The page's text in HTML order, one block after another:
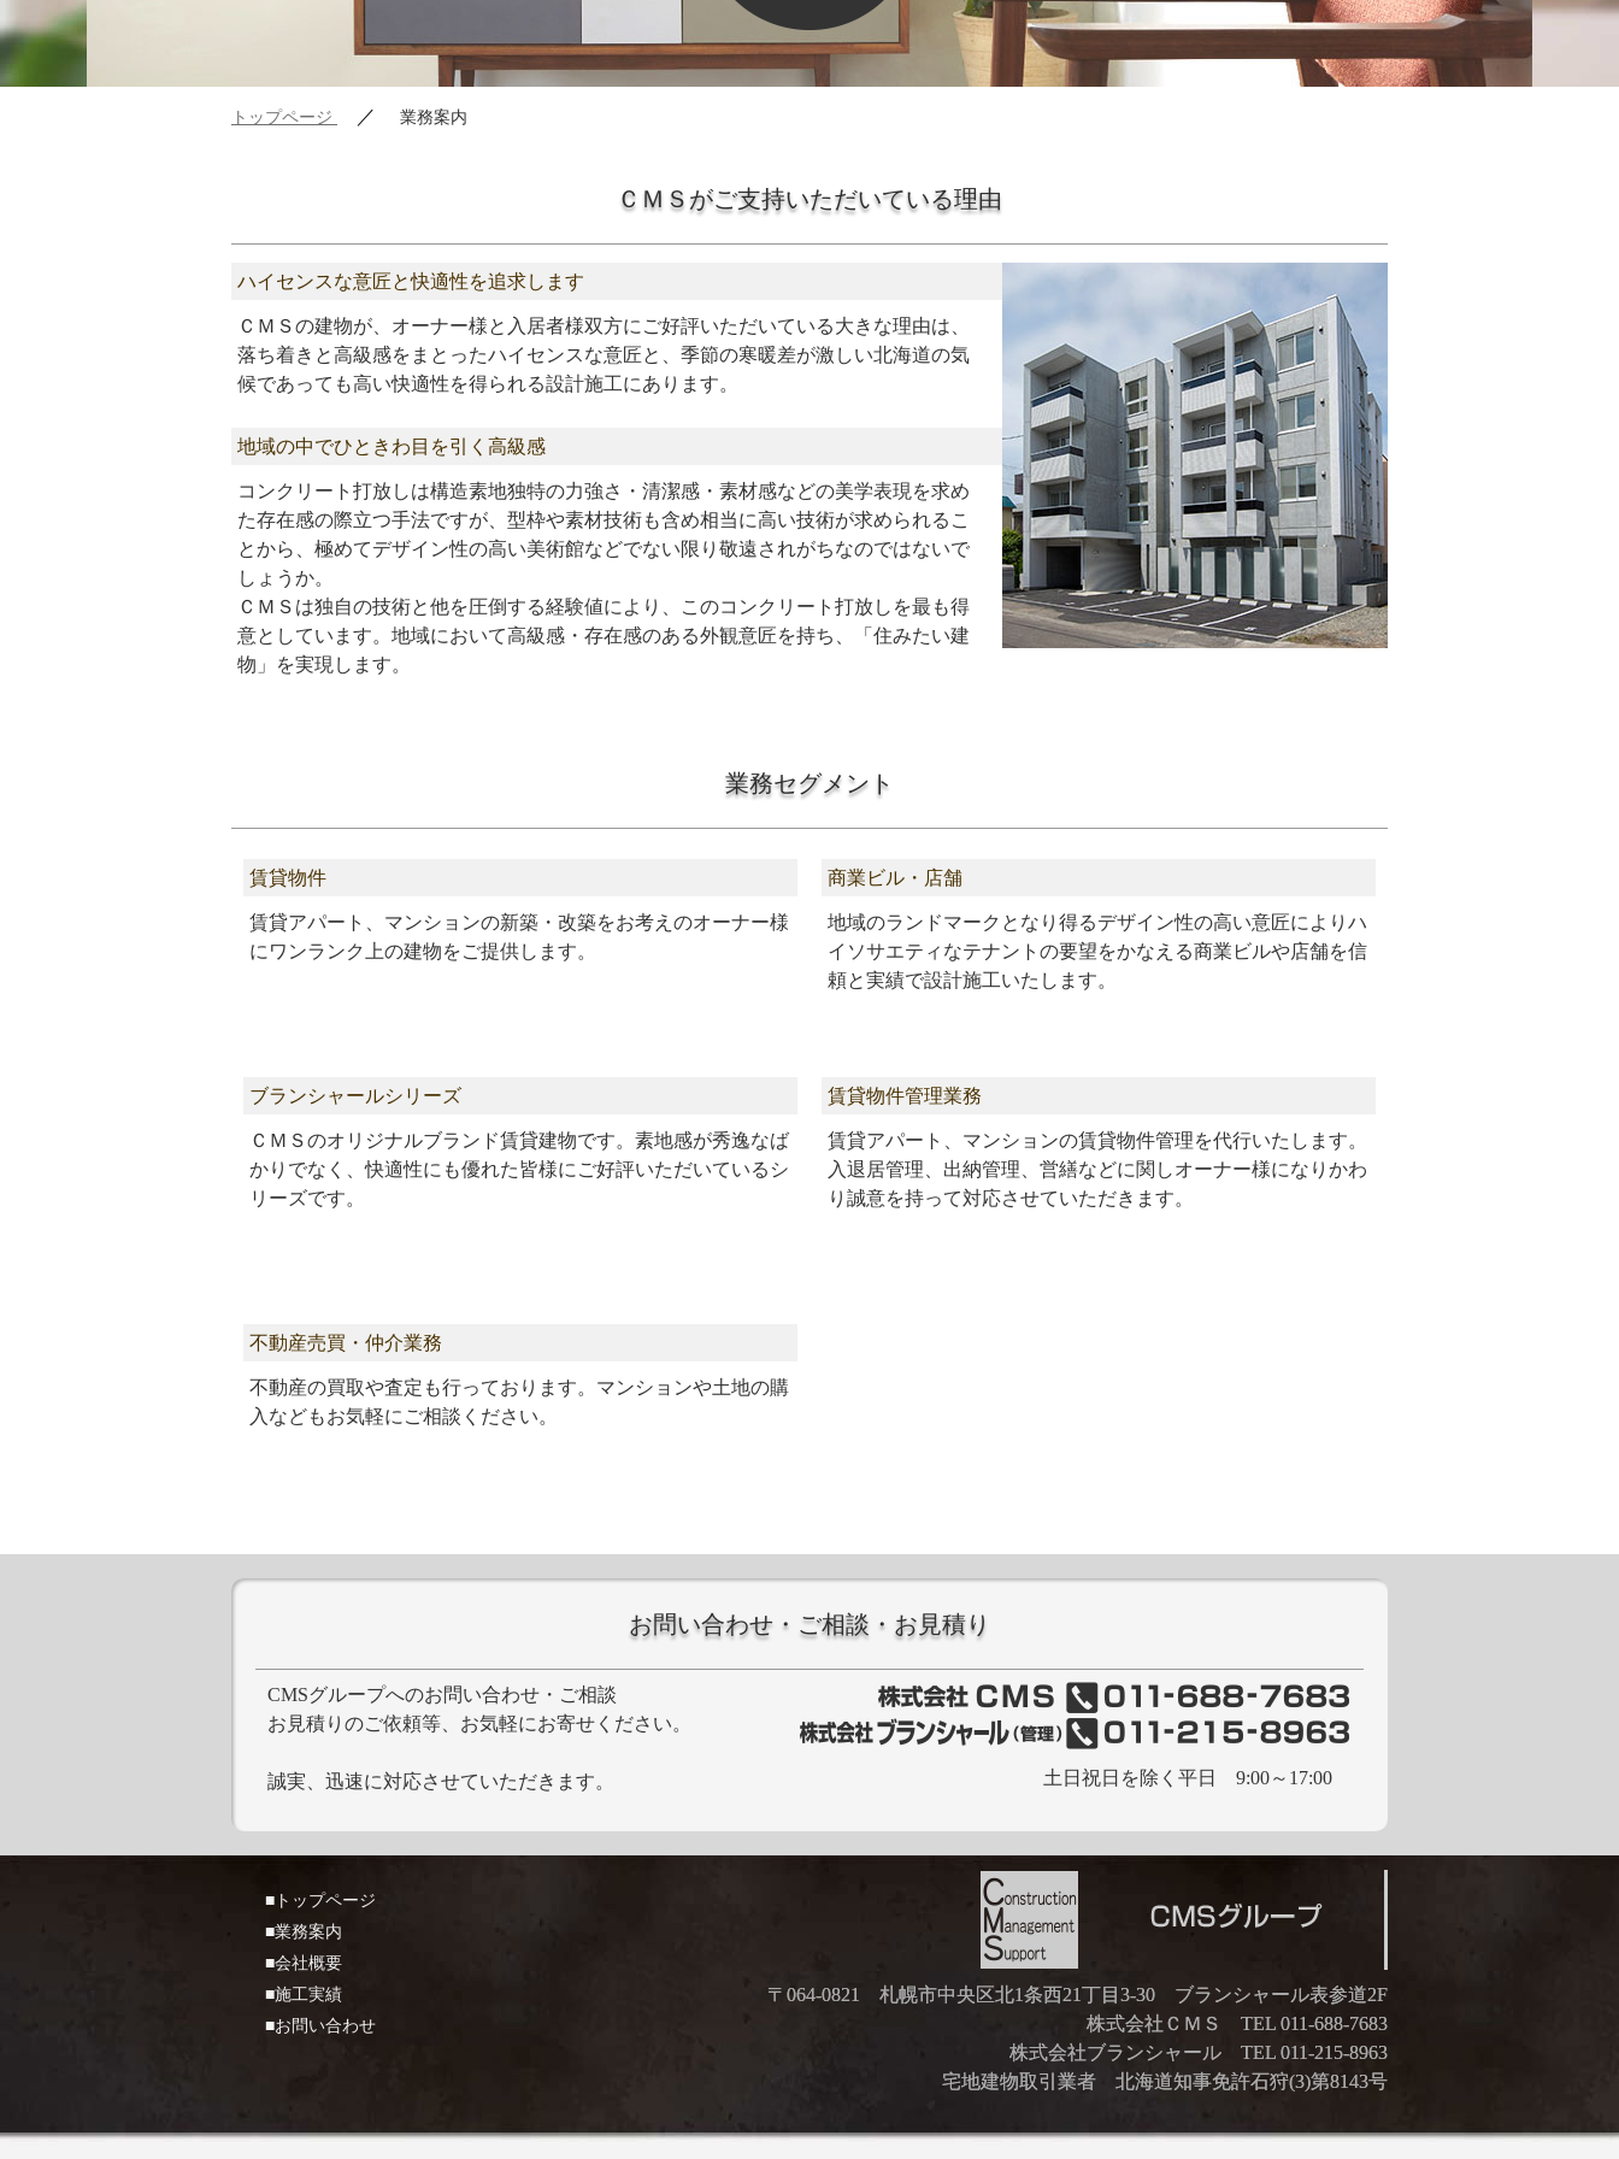
トップページ ／ 業務案内
ＣＭＳがご支持いただいている理由
ハイセンスな意匠と快適性を追求します
ＣＭＳの建物が、オーナー様と入居者様双方にご好評いただいている大きな理由は、
落ち着きと高級感をまとったハイセンスな意匠と、季節の寒暖差が激しい北海道の気
候であっても高い快適性を得られる設計施工にあります。
地域の中でひときわ目を引く高級感
コンクリート打放しは構造素地独特の力強さ・清潔感・素材感などの美学表現を求め
た存在感の際立つ手法ですが、型枠や素材技術も含め相当に高い技術が求められるこ
とから、極めてデザイン性の高い美術館などでない限り敬遠されがちなのではないで
しょうか。
ＣＭＳは独自の技術と他を圧倒する経験値により、このコンクリート打放しを最も得
意としています。地域において高級感・存在感のある外観意匠を持ち、「住みたい建
物」を実現します。
業務セグメント
賃貸物件
賃貸アパート、マンションの新築・改築をお考えのオーナー様
にワンランク上の建物をご提供します。
商業ビル・店舗
地域のランドマークとなり得るデザイン性の高い意匠によりハ
イソサエティなテナントの要望をかなえる商業ビルや店舗を信
頼と実績で設計施工いたします。
ブランシャールシリーズ
ＣＭＳのオリジナルブランド賃貸建物です。素地感が秀逸なば
かりでなく、快適性にも優れた皆様にご好評いただいているシ
リーズです。
賃貸物件管理業務
賃貸アパート、マンションの賃貸物件管理を代行いたします。
入退居管理、出納管理、営繕などに関しオーナー様になりかわ
り誠意を持って対応させていただきます。
不動産売買・仲介業務
不動産の買取や査定も行っております。マンションや土地の購
入などもお気軽にご相談ください。
お問い合わせ・ご相談・お見積り
CMSグループへのお問い合わせ・ご相談
お見積りのご依頼等、お気軽にお寄せください。
誠実、迅速に対応させていただきます。 土日祝日を除く平日 9:00～17:00
■トップページ
■業務案内
■会社概要
■施工実績
■お問い合わせ
〒064-0821 札幌市中央区北1条西21丁目3-30 ブランシャール表参道2F
株式会社ＣＭＳ TEL 011-688-7683
株式会社ブランシャール TEL 011-215-8963
宅地建物取引業者 北海道知事免許石狩(3)第8143号